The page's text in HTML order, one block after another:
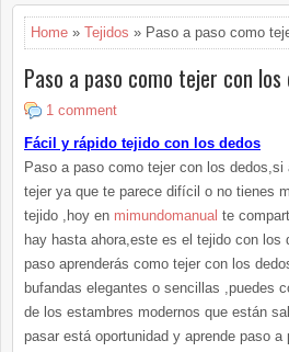
Home » Tejidos » Paso a paso como
Paso a paso como tejer con los
1 comment
Fácil y rápido tejido con los dedos
Paso a paso como tejer con los dedos,si
tejer ya que te parece difícil o no tienes
tejido ,hoy en mimundomanual te
hay hasta ahora,este es el tejido con los
paso aprenderás como tejer con los
bufandas elegantes o sencillas ,puedes
de los estambres modernos que están
pasar está oportunidad y aprende paso a